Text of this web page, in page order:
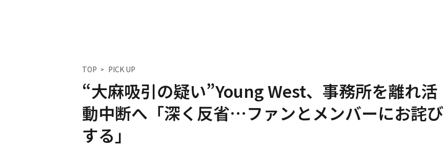
TOP PICK UP
“大麻吸引の疑い”Young West、事務所を離れ活
動中断へ「深く反省…ファンとメンバーにお詫び
する」